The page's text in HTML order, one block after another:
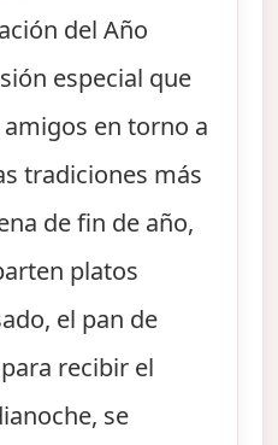
del Año
especial que
en torno a
tradiciones más
de fin de año,
platos
el pan de
recibir el
se